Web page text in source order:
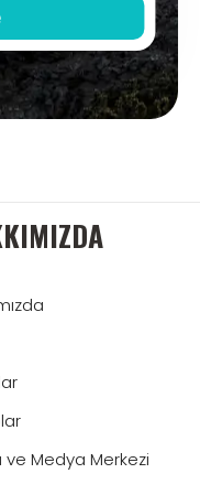
ve Medya Merkezi